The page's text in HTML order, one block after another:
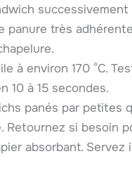
panure très
à environ 170 °C.
10 à 15 secondes.
panés par petites
Retournez si besoin
absorbant.